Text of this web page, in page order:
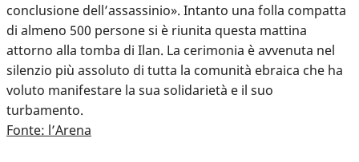
conclusione dell’assassinio». Intanto una folla compatta
di almeno 500 persone si è riunita questa mattina
attorno alla tomba di Ilan. La cerimonia è avvenuta nel
silenzio più assoluto di tutta la comunità ebraica che ha
voluto manifestare la sua solidarietà e il suo
turbamento.
Fonte: l’Arena